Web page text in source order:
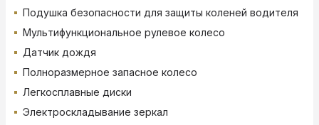
Подушка безопасности для защиты коленей водителя
Мультифункциональное рулевое колесо
Датчик дождя
Полноразмерное запасное колесо
Легкосплавные диски
Электроскладывание зеркал